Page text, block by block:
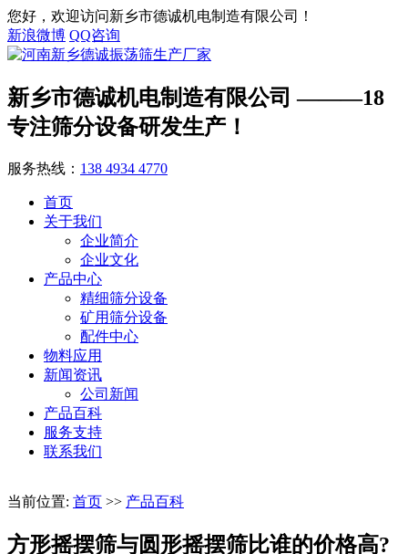
您好，欢迎访问新乡市德诚机电制造有限公司！
新浪微博 QQ咨询
新乡市德诚机电制造有限公司 ———18
专注筛分设备研发生产！
服务热线： 138 4934 4770
首页
关于我们
企业简介
企业文化
产品中心
精细筛分设备
矿用筛分设备
配件中心
物料应用
新闻资讯
公司新闻
产品百科
服务支持
联系我们
当前位置: 首页 >> 产品百科
方形摇摆筛与圆形摇摆筛比谁的价格高?